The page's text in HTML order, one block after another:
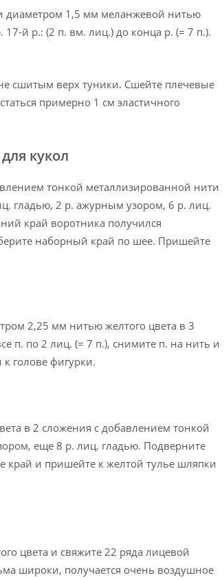
диаметром 1,5 мм меланжевой нитью
й р.: (2 п. вм. лиц.) до конца р. (= 7 п.).
сшитым верх туники. Сшейте плечевые
примерно 1 см эластичного
кукол
тонкой металлизированной нити
гладью, 2 р. ажурным узором, 6 р. лиц.
край воротника получился
наборный край по шее. Пришейте
2,25 мм нитью желтого цвета в 3
п. по 2 лиц. (= 7 п.), снимите п. на нить и
голове фигурки.
в 2 сложения с добавлением тонкой
еще 8 р. лиц. гладью. Подверните
край и пришейте к желтой тулье шляпки
цвета и свяжите 22 ряда лицевой
широки, получается очень воздушное